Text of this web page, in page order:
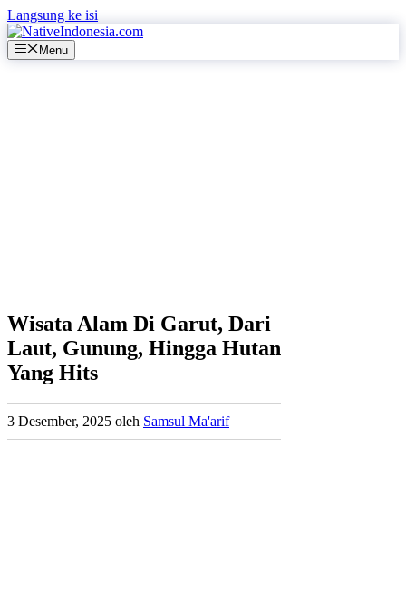
Langsung ke isi
Menu
Wisata Alam Di Garut, Dari
Laut, Gunung, Hingga Hutan
Yang Hits
3 Desember, 2025 oleh Samsul Ma'arif